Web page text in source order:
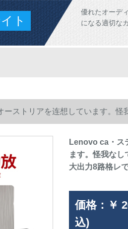
ト
優れたオーデ
になる適切な
ーストリアを连想しています。
Lenovo ca・ス
ます。怪我な
大出力8路格レで
価格： ￥
込)